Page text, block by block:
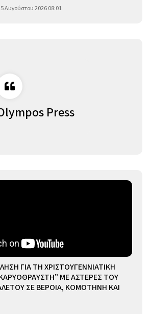
5 Αυγούστου 2026 08:01
Press
ΓΙΑ ΤΗ ΧΡΙΣΤΟΥΓΕΝΝΙΑΤΙΚΗ
ΜΕ ΑΣΤΕΡΕΣ ΤΟΥ
ΣΕ ΒΕΡΟΙΑ, ΚΟΜΟΤΗΝΗ ΚΑΙ